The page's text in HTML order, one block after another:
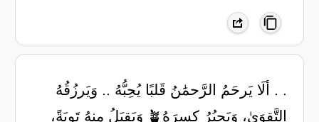
. . ألَا يَرحَمُ الرَّحمَٰنُ قَلبًا يُحِبُّهُ .. وَيَرزُقُهُ
التَّقوَىٰ، وَيَجبُرُ كسرَهُ🪴 وَيَقبَلُ مِنهُ تَوبَةً،